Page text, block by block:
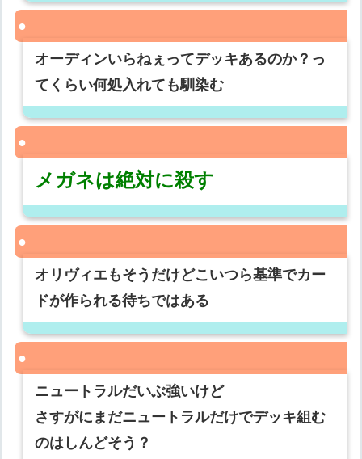
オーディンいらねぇってデッキあるのか？っ
てくらい何処入れても馴染む
メガネは絶対に殺す
オリヴィエもそうだけどこいつら基準でカー
ドが作られる待ちではある
ニュートラルだいぶ強いけど
さすがにまだニュートラルだけでデッキ組む
のはしんどそう？